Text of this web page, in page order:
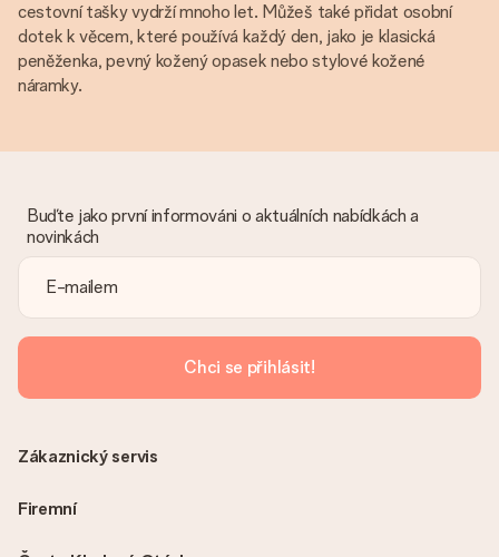
cestovní tašky vydrží mnoho let. Můžeš také přidat osobní
dotek k věcem, které používá každý den, jako je klasická
peněženka, pevný kožený opasek nebo stylové kožené
náramky.
Buďte jako první informováni o aktuálních nabídkách a
novinkách
Chci se přihlásit!
Zákaznický servis
Firemní